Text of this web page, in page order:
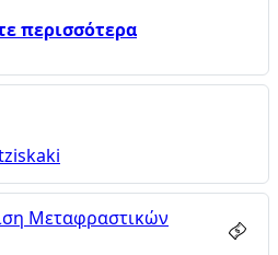
περισσότερα
Μεταφραστικών